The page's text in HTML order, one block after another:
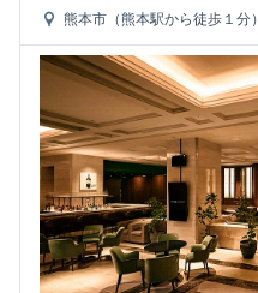
熊本市（熊本駅から徒歩１分）